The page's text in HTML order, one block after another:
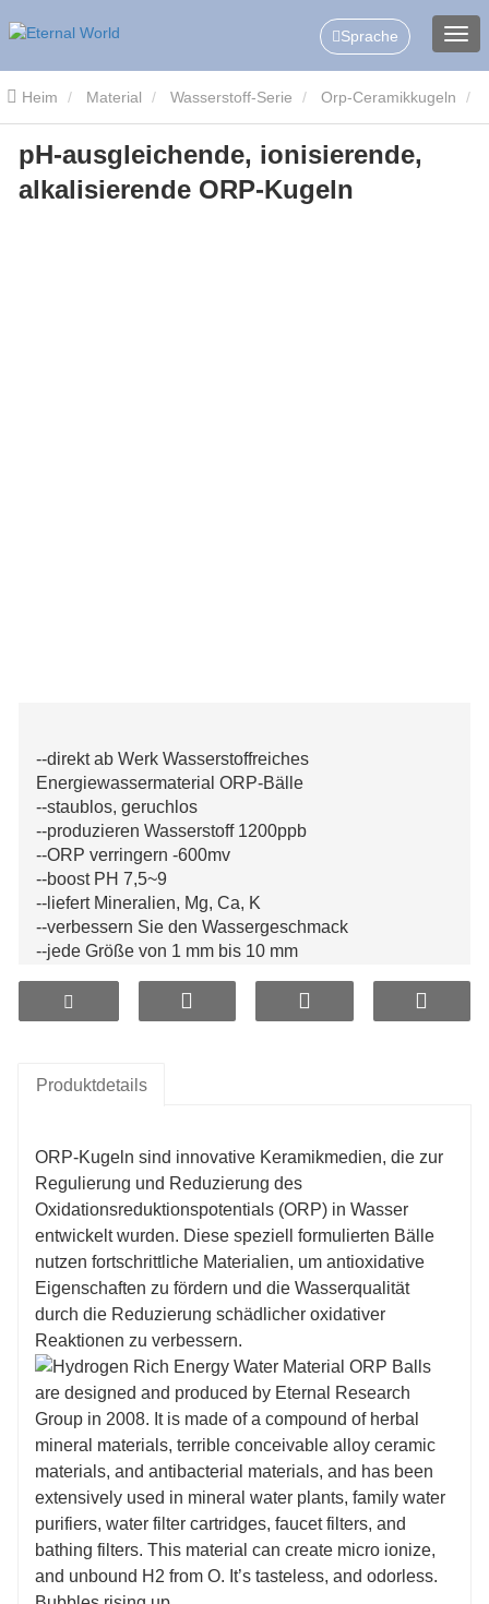
Sprache
Heim Material Wasserstoff-Serie Orp-Ceramikkugeln
pH-ausgleichende, ionisierende, alkalisierende ORP-Kugeln
pH-ausgleichende, ionisierende,
alkalisierende ORP-Kugeln
--direkt ab Werk Wasserstoffreiches
Energiewassermaterial ORP-Bälle
--staublos, geruchlos
--produzieren Wasserstoff 1200ppb
--ORP verringern -600mv
--boost PH 7,5~9
--liefert Mineralien, Mg, Ca, K
--verbessern Sie den Wassergeschmack
--jede Größe von 1 mm bis 10 mm
Produktdetails
ORP-Kugeln sind innovative Keramikmedien, die zur
Regulierung und Reduzierung des
Oxidationsreduktionspotentials (ORP) in Wasser
entwickelt wurden. Diese speziell formulierten Bälle
nutzen fortschrittliche Materialien, um antioxidative
Eigenschaften zu fördern und die Wasserqualität
durch die Reduzierung schädlicher oxidativer
Reaktionen zu verbessern.